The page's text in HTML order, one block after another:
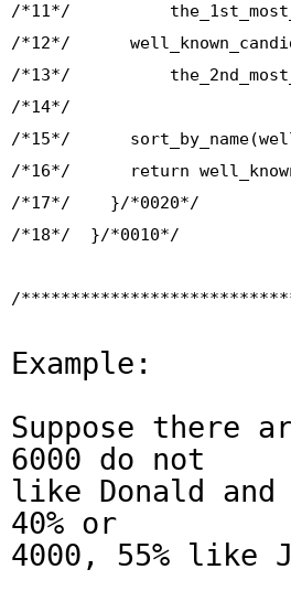
/*11*/
/*12*/
/*13*/
/*14*/
/*15*/
/*16*/ return
/*17*/ }/*0020*/
/*18*/ }/*0010*/
/
Example:
Suppose there
6000 do not
like Donald
40% or
4000, 55% like